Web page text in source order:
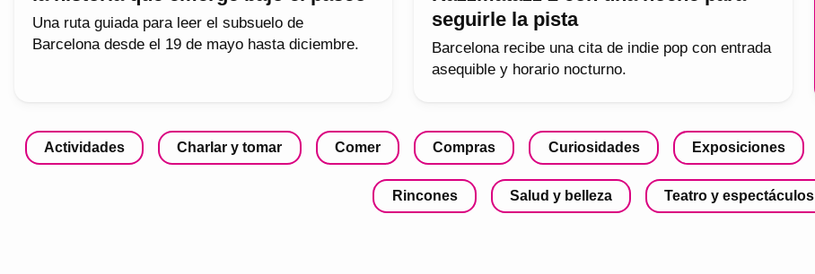
Una ruta guiada para leer el subsuelo de
Barcelona desde el 19 de mayo hasta diciembre.
seguirle la pista
Barcelona recibe una cita de indie pop con entrada
asequible y horario nocturno.
Actividades Charlar y tomar Comer Compras Curiosidades Exposiciones
Rincones Salud y belleza Teatro y espectáculos